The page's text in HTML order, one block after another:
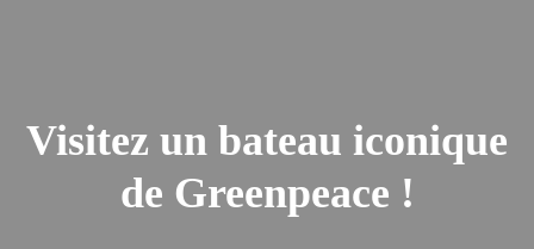
Visitez un bateau iconique
de Greenpeace !